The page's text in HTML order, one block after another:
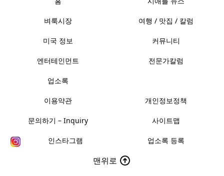
벼룩시장 여행 / 맛집 / 칼럼
미국 정보 커뮤니티
엔터테인먼트 전문가칼럼
업소록
이용약관 개인정보정책
문의하기 – Inquiry 사이트맵
인스타그램 업소록 등록
맨위로